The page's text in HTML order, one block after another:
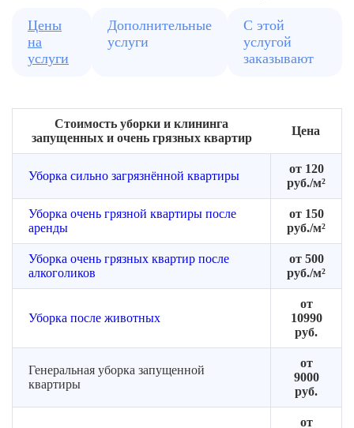
Цены
на
услуги
Дополнительные
услуги
С этой
услугой
заказывают
Стоимость уборки и клининга
запущенных и очень грязных квартир
Цена
Уборка сильно загрязнённой квартиры
от 120
руб./м²
Уборка очень грязной квартиры после
аренды
от 150
руб./м²
Уборка очень грязных квартир после
алкоголиков
от 500
руб./м²
Уборка после животных
от
10990
руб.
Генеральная уборка запущенной
квартиры
от
9000
руб.
от